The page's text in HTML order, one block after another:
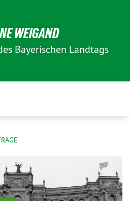
WEIGAND
Bayerischen Landtags